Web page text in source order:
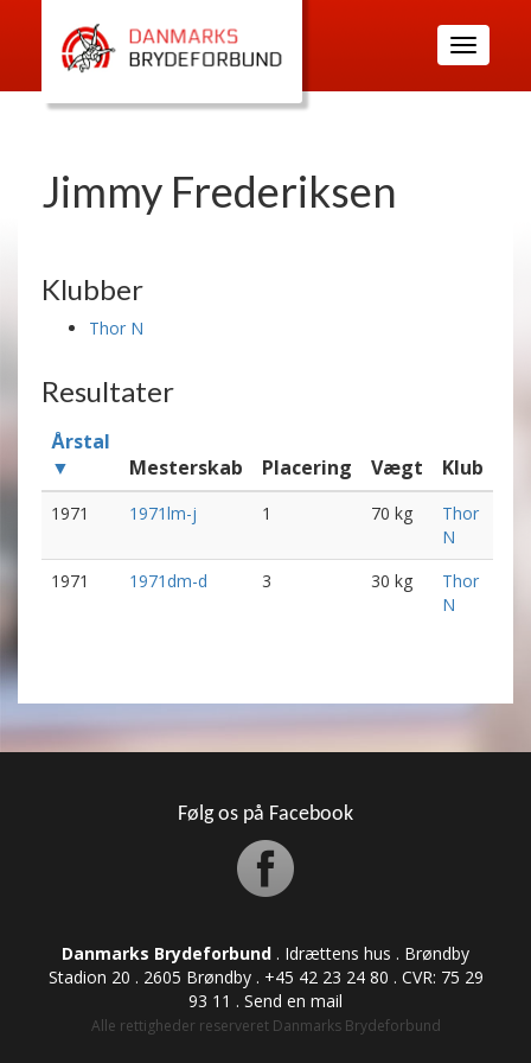
Toggle
navigation
Jimmy Frederiksen
Klubber
Thor N
Resultater
Årstal
▼
Mesterskab Placering Vægt Klub
1971 1971lm-j 1 70 kg
Thor
N
1971
1971dm-d 3 30 kg
Thor
N
Følg os på Facebook
Danmarks Brydeforbund . Idrættens hus . Brøndby
Stadion 20 . 2605 Brøndby . +45 42 23 24 80 . CVR: ​​​​​​75 29
93 11 . Send en mail
Alle rettigheder reserveret Danmarks Brydeforbund